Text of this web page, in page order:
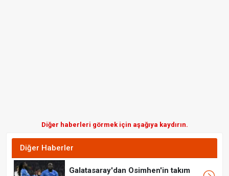
Diğer haberleri görmek için aşağıya kaydırın.
Diğer Haberler
Galatasaray'dan Osimhen'in takım